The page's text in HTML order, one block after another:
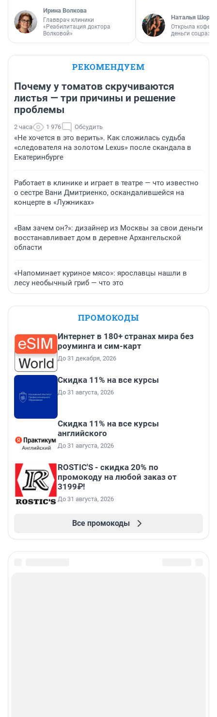
Ирина Волкова
Главврач клиники
«Реабилитация доктора
Волковой»
Наталья
Открыла
деньги
РЕКОМЕНДУЕМ
Почему у томатов скручиваются
листья — три причины и решение
проблемы
2 часа 1 976 Обсудить
«Не хочется в это верить». Как сложилась судьба
«следователя на золотом Lexus» после скандала в
Екатеринбурге
Работает в клинике и играет в театре — что известно
о сестре Вани Дмитриенко, оскандалившейся на
концерте в «Лужниках»
«Вам зачем он?»: дизайнер из Москвы за свои деньги
восстанавливает дом в деревне Архангельской
области
«Напоминает куриное мясо»: ярославцы нашли в
лесу необычный гриб — что это
ПРОМОКОДЫ
Интернет в 180+ странах мира без
роуминга и сим-карт
До 31 декабря, 2026
Скидка 11% на все курсы
До 31 августа, 2026
Скидка 11% на все курсы
английского
До 31 августа, 2026
ROSTIC'S - скидка 20% по
промокоду на любой заказ от
3199₽!
До 31 августа, 2026
Все промокоды